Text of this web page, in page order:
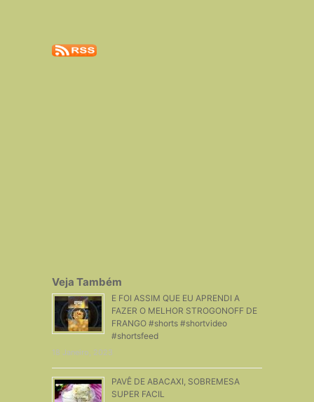
Veja Também
E FOI ASSIM QUE EU APRENDI A
FAZER O MELHOR STROGONOFF DE
FRANGO #shorts #shortvideo
#shortsfeed
18 Janeiro, 2023
PAVÊ DE ABACAXI, SOBREMESA
SUPER FACIL